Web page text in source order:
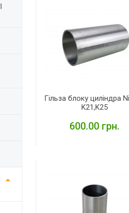

Гільза блоку циліндра
K21,K25
600.00 грн.